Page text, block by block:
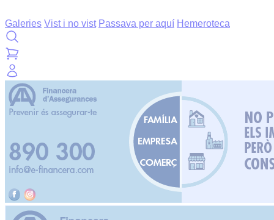
Galeries Vist i no vist Passava per aquí Hemeroteca